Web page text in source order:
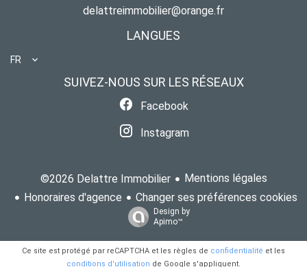
delattreimmobilier@orange.fr
LANGUES
FR
SUIVEZ-NOUS SUR LES RÉSEAUX
Facebook
Instagram
©2026 Delattre Immobilier
Mentions légales
Honoraires d'agence
Changer ses préférences cookies
Design by
Apimo™
Ce site est protégé par reCAPTCHA et les règles de confidentialité et les
conditions d'utilisation de Google s'appliquent.